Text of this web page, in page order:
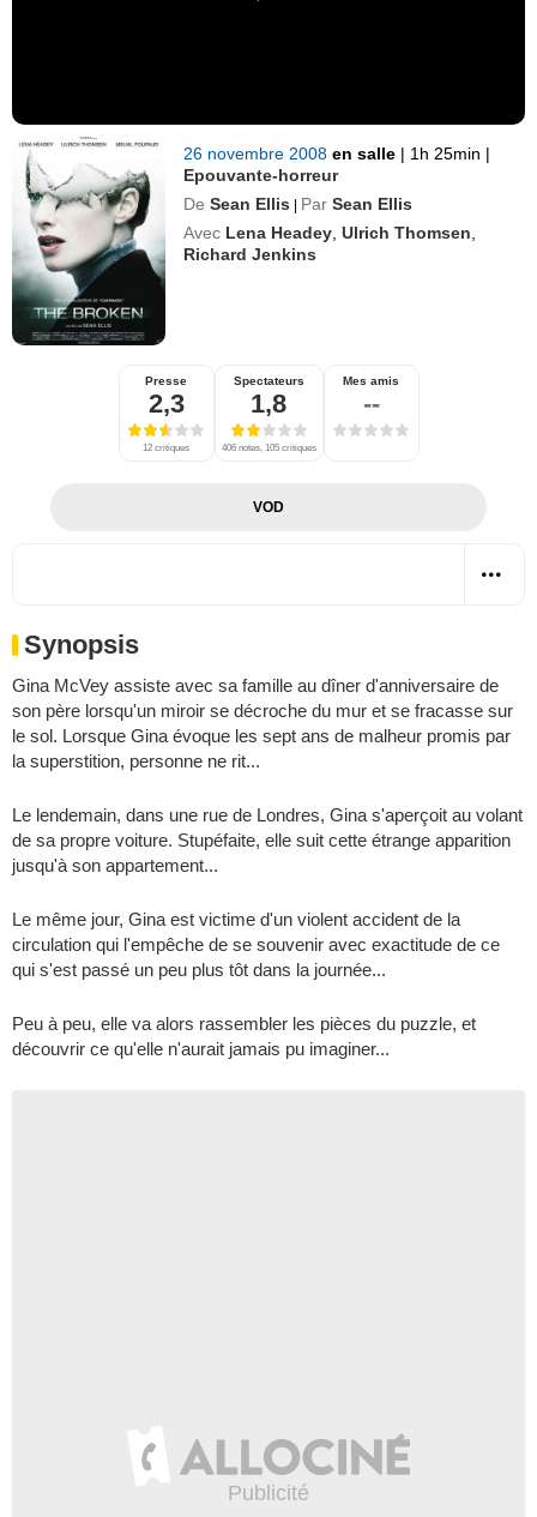
26 novembre 2008en salle | 1h 25min |
Epouvante-horreur
De Sean Ellis | Par Sean Ellis
Avec Lena Headey ,Ulrich Thomsen
Richard Jenkins
Presse
2,3
12 critiques
Spectateurs
1,8
406 notes, 105 critiques
Mes amis
--
VOD
Synopsis
Gina McVey assiste avec sa famille au dîner d'anniversaire de
son père lorsqu'un miroir se décroche du mur et se fracasse sur
le sol. Lorsque Gina évoque les sept ans de malheur promis par
la superstition, personne ne rit...
Le lendemain, dans une rue de Londres, Gina s'aperçoit au volant
de sa propre voiture. Stupéfaite, elle suit cette étrange apparition
jusqu'à son appartement...
Le même jour, Gina est victime d'un violent accident de la
circulation qui l'empêche de se souvenir avec exactitude de ce
qui s'est passé un peu plus tôt dans la journée...
Peu à peu, elle va alors rassembler les pièces du puzzle, et
découvrir ce qu'elle n'aurait jamais pu imaginer...